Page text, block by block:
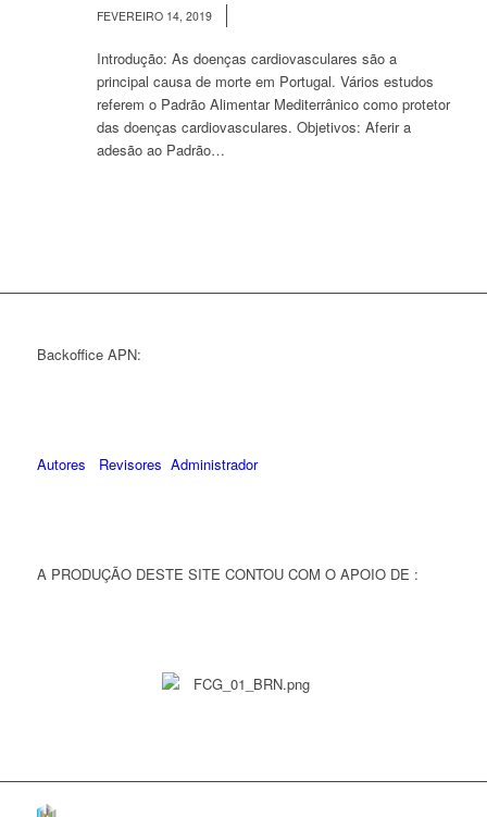
FEVEREIRO 14, 2019
Introdução: As doenças cardiovasculares são a
principal causa de morte em Portugal. Vários estudos
referem o Padrão Alimentar Mediterrânico como protetor
das doenças cardiovasculares. Objetivos: Aferir a
adesão ao Padrão…
Backoffice APN:
Autores Revisores Administrador
A PRODUÇÃO DESTE SITE CONTOU COM O APOIO DE :